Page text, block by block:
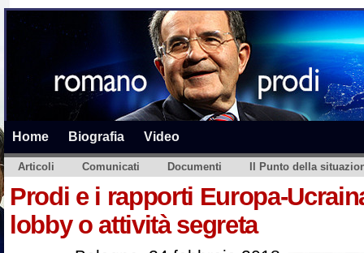
Home Biografia Video
Articoli Comunicati Documenti Il Punto della
Prodi e i rapporti Europa-
lobby o attività segreta